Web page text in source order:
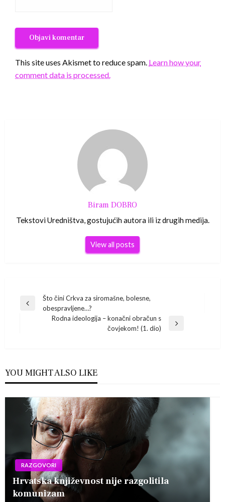
This site uses Akismet to reduce spam. Learn how your
comment data is processed.
Biram DOBRO
Tekstovi Uredništva, gostujućih autora ili iz drugih medija.
View all posts
Navigacija
objava
Previous
Što čini Crkva za siromašne, bolesne,
obespravljene…?
Rodna ideologija – konačni obračun s
čovjekom! (1. dio)
YOU MIGHT ALSO LIKE
RAZGOVORI
Hrvatska književnost nije razgolitila
komunizam